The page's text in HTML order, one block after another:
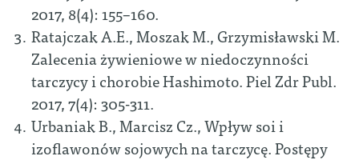
2017, 8(4): 155–160.
Ratajczak A.E., Moszak M., Grzymisławski M.
Zalecenia żywieniowe w niedoczynności
tarczycy i chorobie Hashimoto. Piel Zdr Publ.
2017, 7(4): 305-311.
Urbaniak B., Marcisz Cz., Wpływ soi i
izoflawonów sojowych na tarczycę. Postępy